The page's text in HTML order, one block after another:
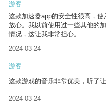
游客
这款加速器app的安全性很高，
放心。我以前使用过一些其他的
情况，这让我非常担心。
2024-03-24
游客
这款游戏的音乐非常优美，听了让
2024-03-24